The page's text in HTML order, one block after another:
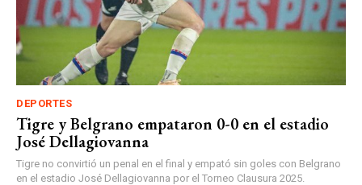
DEPORTES
Tigre y Belgrano empataron 0-0 en el estadio
José Dellagiovanna
Tigre no convirtió un penal en el final y empató sin goles con Belgrano
en el estadio José Dellagiovanna por el Torneo Clausura 2025.